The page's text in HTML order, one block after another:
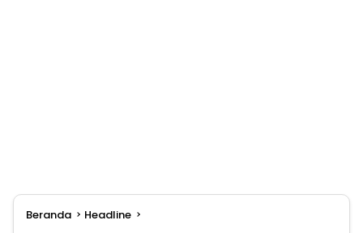
Beranda Headline